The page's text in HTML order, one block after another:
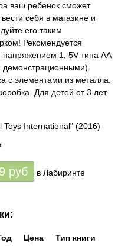
ваш ребенок сможет
себя в магазине и
его таким
Рекомендуется
напряжением 1, 5V типа AA
демонстрационными).
с элементами из металла.
Для детей от 3 лет.
Toys International" (2016)
руб в Лабиринте
Цена Тип книги